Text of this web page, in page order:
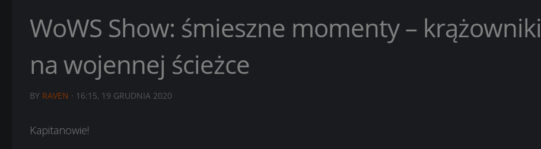
WoWS Show: śmieszne momenty – krążowniki
na wojennej ścieżce
BY RAVEN · 16:15, 19 GRUDNIA 2020
Kapitanowie!